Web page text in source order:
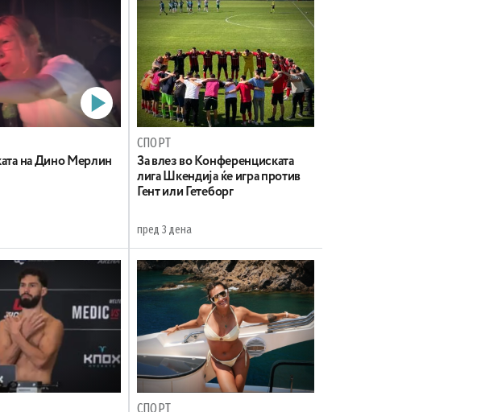
на Дино Мерлин
СПОРТ
За влез во Конференциската
лига Шкендија ќе игра против
Гент или Гетеборг
пред 3 дена
СПОРТ